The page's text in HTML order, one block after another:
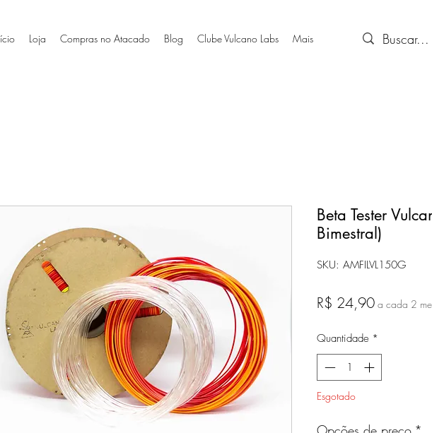
Loja Compras no Atacado Blog Clube Vulcano Labs Mais
Beta Tester
Bimestral)
SKU: AMFILVL150G
R$ 24,90Preço
a cada 2
Quantidade *
Esgotado